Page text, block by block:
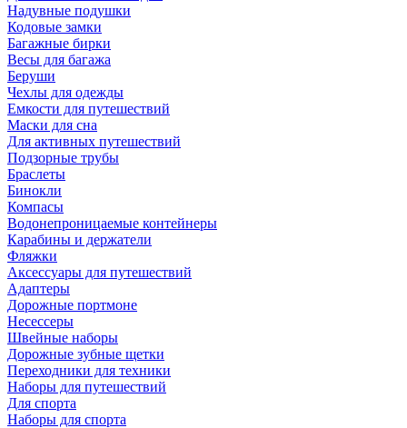
Надувные подушки
Кодовые замки
Багажные бирки
Весы для багажа
Беруши
Чехлы для одежды
Емкости для путешествий
Маски для сна
Для активных путешествий
Подзорные трубы
Браслеты
Бинокли
Компасы
Водонепроницаемые контейнеры
Карабины и держатели
Фляжки
Аксессуары для путешествий
Адаптеры
Дорожные портмоне
Несессеры
Швейные наборы
Дорожные зубные щетки
Переходники для техники
Наборы для путешествий
Для спорта
Наборы для спорта